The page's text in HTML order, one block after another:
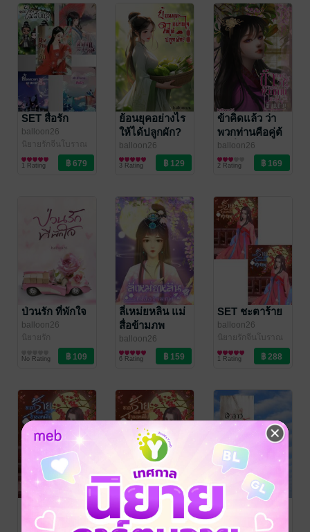
SET สื่อรัก
balloon26
นิยายรักจีนโบราณ
1 Rating
ย้อนยุคอย่างไร
ให้ได้ปลูกผัก?
balloon26
นิยายรักจีนโบราณ
3 Rating
ข้าคิดแล้ว ว่า
พวกท่านคือคู่ต้
วนซิ่ว
balloon26
นิยายรักจีนโบราณ
2 Rating
ป่วนรัก ที่พักใจ
balloon26
นิยายรัก
No Rating
ลี่เหม่ยหลิน แม่
สื่อข้ามภพ
balloon26
นิยายรักจีนโบราณ
6 Rating
SET ชะตาร้าย
balloon26
นิยายรักจีนโบราณ
1 Rating
ชะตาร้ายเช่นนี้
ข้าขอหนีไปต่าง
ชะตาร้ายเช่นนี้
ข้าขอหนีไปต่าง
SET เธอในชุด
เจ้าสาว